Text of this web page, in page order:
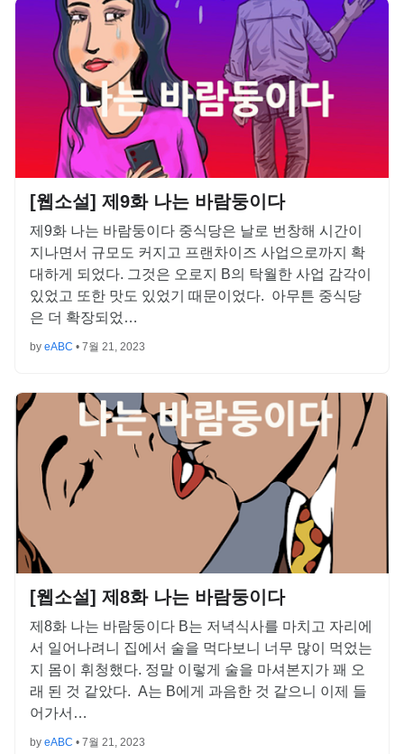
[웹소설] 제9화 나는 바람둥이다
제9화 나는 바람둥이다 중식당은 날로 번창해 시간이
지나면서 규모도 커지고 프랜차이즈 사업으로까지 확
대하게 되었다. 그것은 오로지 B의 탁월한 사업 감각이
있었고 또한 맛도 있었기 때문이었다. 아무튼 중식당
은 더 확장되었…
by eABC • 7월 21, 2023
[웹소설] 제8화 나는 바람둥이다
제8화 나는 바람둥이다 B는 저녁식사를 마치고 자리에
서 일어나려니 집에서 술을 먹다보니 너무 많이 먹었는
지 몸이 휘청했다. 정말 이렇게 술을 마셔본지가 꽤 오
래 된 것 같았다. A는 B에게 과음한 것 같으니 이제 들
어가서…
by eABC • 7월 21, 2023